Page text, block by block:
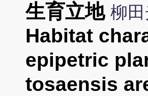
生育立地 柳
Habitat
epipetric
tosaensis